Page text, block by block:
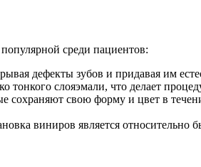
среди пациентов:
дефекты зубов и придавая им
слояэмали, что делает
сохраняют свою форму и цвет в
виниров является